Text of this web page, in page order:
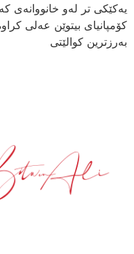
یەکێکی تر لەو خانووانەی
کۆمپانیای بیتوێن عەلی
بەرزترین کوالێتی